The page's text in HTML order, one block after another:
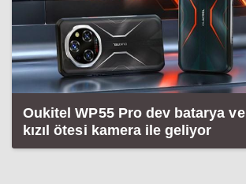
Oukitel WP55 Pro dev batarya ve
kızıl ötesi kamera ile geliyor